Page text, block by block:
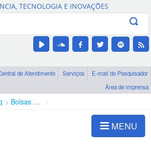
Canais
TECNOLOGIA E INOVAÇÕES
de Atendimento Serviços
E-mail do Pesquisador
Área de imprensa
Bolsas e Auxílios Vigentes
MENU